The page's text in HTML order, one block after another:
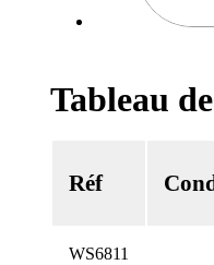
Tableau
Réf
WS6811